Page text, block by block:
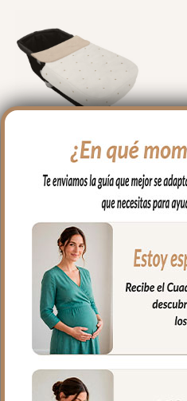
5015 Sacos de Capazo con
Colcha Cris Piqué Crudo
Bordado Estrellas Tostado
123.00€
Seleccionar opciones